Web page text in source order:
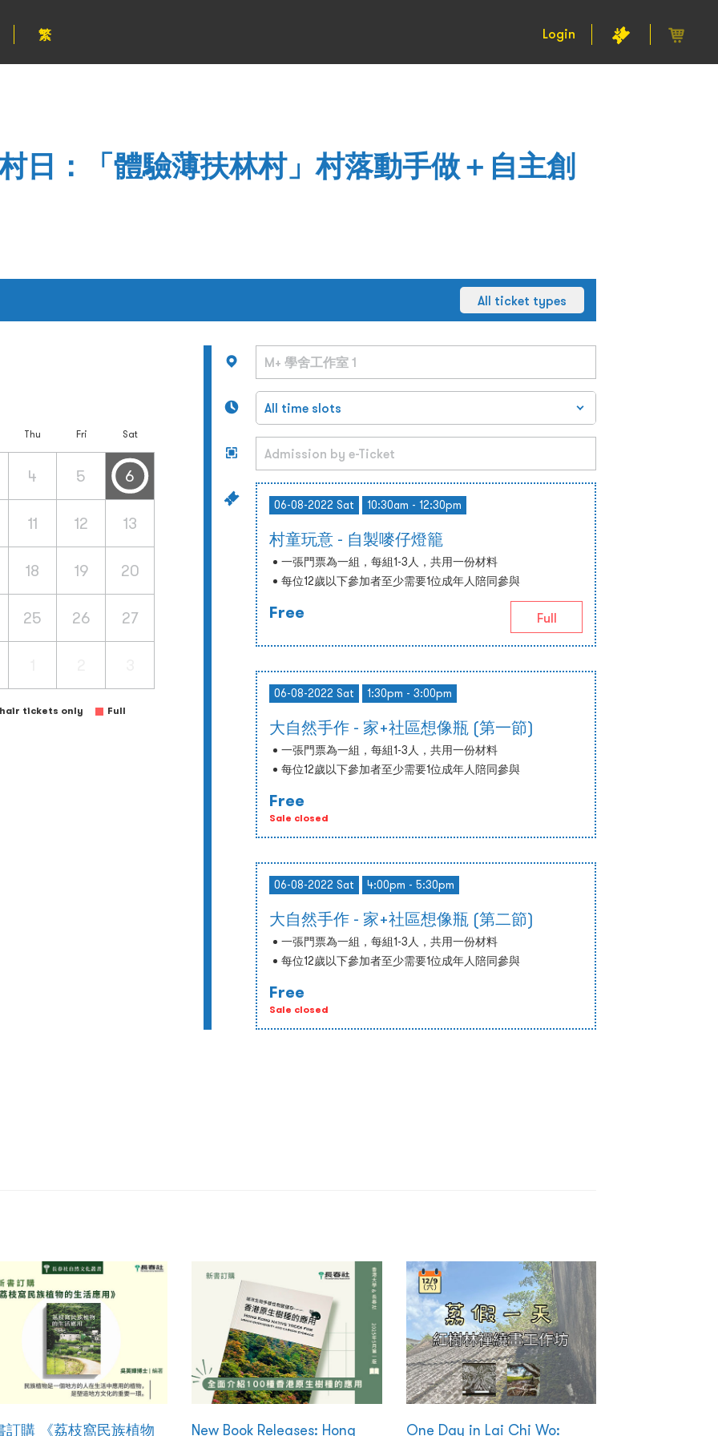
繁 Login
日：「體驗薄扶林村」村落動手做＋自主創
All ticket types
Thu Fri Sat
4 5 6
11 12 13
18 19 20
25 26 27
tickets only
Full
06-08-2022 Sat 10:30am - 12:30pm
村童玩意 - 自製嘜仔燈籠
一張門票為一組，每組1-3人，共用一份材料
每位12歲以下參加者至少需要1位成年人陪同參與
Free Full
06-08-2022 Sat 1:30pm - 3:00pm
大自然手作 - 家+社區想像瓶 (第一節)
一張門票為一組，每組1-3人，共用一份材料
每位12歲以下參加者至少需要1位成年人陪同參與
Free
Sale closed
06-08-2022 Sat 4:00pm - 5:30pm
大自然手作 - 家+社區想像瓶 (第二節)
一張門票為一組，每組1-3人，共用一份材料
每位12歲以下參加者至少需要1位成年人陪同參與
Free
Sale closed
訂購 《荔枝窩民族植物 New Book Releases: Hong One Day in Lai Chi Wo: